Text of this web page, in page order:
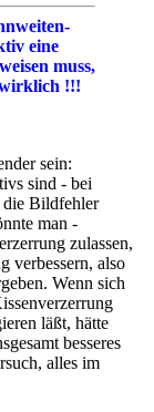
eine
muss,
!!!
sein:
sind - bei
die Bildfehler
man -
zulassen,
verbessern, also
Wenn sich
läßt, hätte
besseres
alles im